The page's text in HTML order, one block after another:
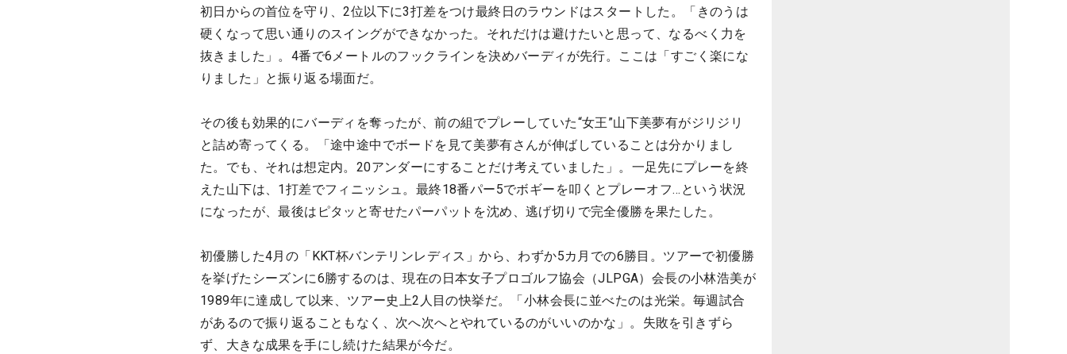
初日からの首位を守り、2位以下に3打差をつけ最終日のラウンドはスタートした。「きのうは
硬くなって思い通りのスイングができなかった。それだけは避けたいと思って、なるべく力を
抜きました」。4番で6メートルのフックラインを決めバーディが先行。ここは「すごく楽にな
りました」と振り返る場面だ。
その後も効果的にバーディを奪ったが、前の組でプレーしていた“女王”山下美夢有がジリジリ
と詰め寄ってくる。「途中途中でボードを見て美夢有さんが伸ばしていることは分かりまし
た。でも、それは想定内。20アンダーにすることだけ考えていました」。一足先にプレーを終
えた山下は、1打差でフィニッシュ。最終18番パー5でボギーを叩くとプレーオフ…という状況
になったが、最後はピタッと寄せたパーパットを沈め、逃げ切りで完全優勝を果たした。
初優勝した4月の「KKT杯バンテリンレディス」から、わずか5カ月での6勝目。ツアーで初優勝
を挙げたシーズンに6勝するのは、現在の日本女子プロゴルフ協会（JLPGA）会長の小林浩美が
1989年に達成して以来、ツアー史上2人目の快挙だ。「小林会長に並べたのは光栄。毎週試合
があるので振り返ることもなく、次へ次へとやれているのがいいのかな」。失敗を引きずら
ず、大きな成果を手にし続けた結果が今だ。